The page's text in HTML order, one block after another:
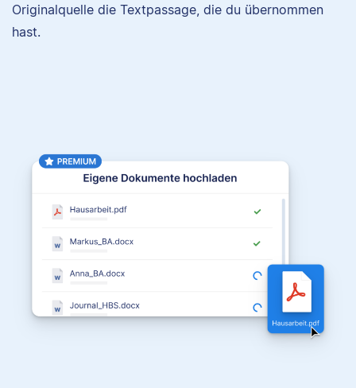
Originalquelle die Textpassage, die du übernommen
hast.